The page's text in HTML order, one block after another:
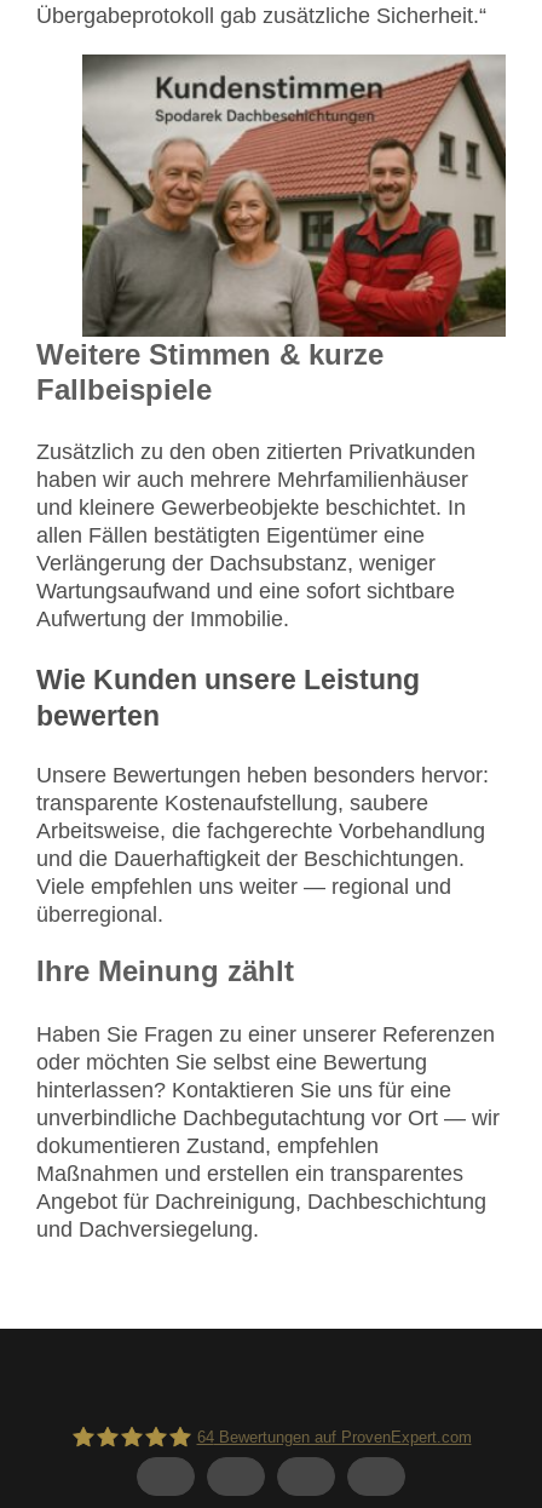
Übergabeprotokoll gab zusätzliche Sicherheit.“
Weitere Stimmen & kurze
Fallbeispiele
Zusätzlich zu den oben zitierten Privatkunden
haben wir auch mehrere Mehrfamilienhäuser
und kleinere Gewerbeobjekte beschichtet. In
allen Fällen bestätigten Eigentümer eine
Verlängerung der Dachsubstanz, weniger
Wartungsaufwand und eine sofort sichtbare
Aufwertung der Immobilie.
Wie Kunden unsere Leistung
bewerten
Unsere Bewertungen heben besonders hervor:
transparente Kostenaufstellung, saubere
Arbeitsweise, die fachgerechte Vorbehandlung
und die Dauerhaftigkeit der Beschichtungen.
Viele empfehlen uns weiter — regional und
überregional.
Ihre Meinung zählt
Haben Sie Fragen zu einer unserer Referenzen
oder möchten Sie selbst eine Bewertung
hinterlassen? Kontaktieren Sie uns für eine
unverbindliche Dachbegutachtung vor Ort — wir
dokumentieren Zustand, empfehlen
Maßnahmen und erstellen ein transparentes
Angebot für Dachreinigung, Dachbeschichtung
und Dachversiegelung.
64Bewertungen auf ProvenExpert.com